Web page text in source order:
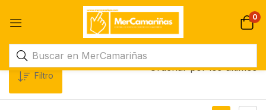
0
Filtro
Ordenar por los últimos